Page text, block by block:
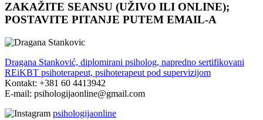
ZAKAŽITE SEANSU (UŽIVO ILI ONLINE);
POSTAVITE PITANJE PUTEM EMAIL-A
Dragana Stanković, diplomirani psiholog, napredno sertifikovani
REiKBT psihoterapeut, psihoterapeut pod supervizijom
Kontakt: +381 60 4413942
E-mail: psihologijaonline@gmail.com
psihologijaonline